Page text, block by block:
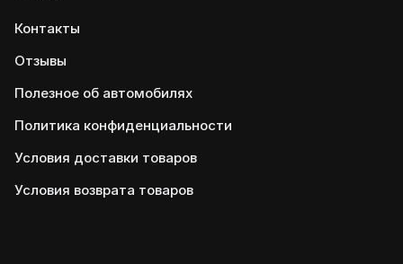
Контакты
Отзывы
Полезное об автомобилях
Политика конфиденциальности
Условия доставки товаров
Условия возврата товаров